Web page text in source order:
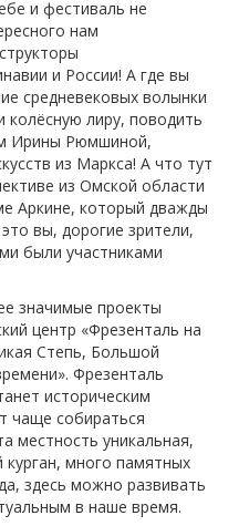
и фестиваль не
нам
и России! А где вы
средневековых волынки
колёсную лиру, поводить
Ирины Рюмшиной,
из Маркса! А что тут
из Омской области
Аркине, который дважды
вы, дорогие зрители,
были участниками
значимые проекты
центр «Фрезенталь на
Степь, Большой
Фрезенталь
историческим
чаще собираться
местность уникальная,
курган, много памятных
здесь можно развивать
в наше время.